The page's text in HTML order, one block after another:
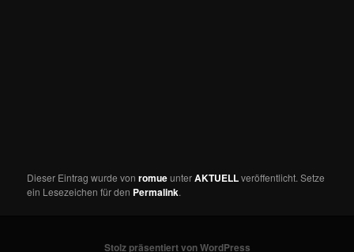
Dieser Eintrag wurde vonromueunterAKTUELLveröffentlicht. Setze
ein Lesezeichen für den Permalink.
Stolz präsentiert von WordPress